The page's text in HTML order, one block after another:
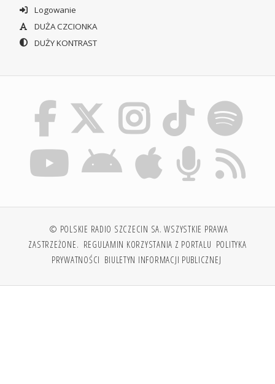
Logowanie
DUŻA CZCIONKA
DUŻY KONTRAST
© POLSKIE RADIO SZCZECIN SA. WSZYSTKIE PRAWA
ZASTRZEŻONE. REGULAMIN KORZYSTANIA Z PORTALU POLITYKA
PRYWATNOŚCI BIULETYN INFORMACJI PUBLICZNEJ